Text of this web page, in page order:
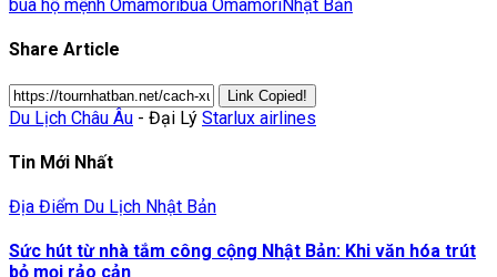
bùa hộ mệnh Omamoribùa OmamoriNhật Bản
Share Article
Link Copied!
Du Lịch Châu Âu - Đại Lý Starlux airlines
Tin Mới Nhất
Địa Điểm Du Lịch Nhật Bản
Sức hút từ nhà tắm công cộng Nhật Bản: Khi văn hóa trút
bỏ mọi rảo cản